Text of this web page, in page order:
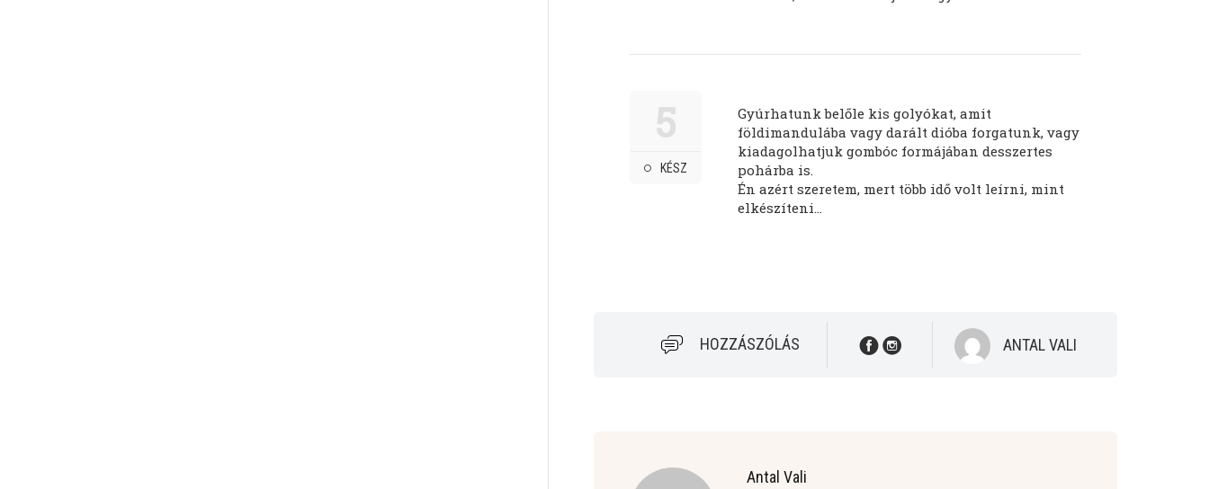
5
KÉSZ
Gyúrhatunk belőle kis golyókat, amit
földimandulába vagy darált dióba forgatunk, vagy
kiadagolhatjuk gombóc formájában desszertes
pohárba is.
Én azért szeretem, mert több idő volt leírni, mint
elkészíteni...
HOZZÁSZÓLÁS ANTAL VALI
Antal Vali